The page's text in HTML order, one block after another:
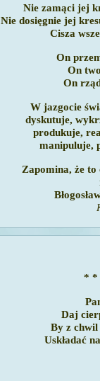
Nie zamąci jej
Nie dosięgnie jej
Cisza
On
On
On
W jazgocie
dyskutuje,
produkuje,
manipuluje,
Zapomina, że to
* *
Daj
By z
Uskładać